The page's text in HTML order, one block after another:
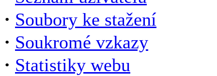
· Soubory ke stažení
· Soukromé vzkazy
· Statistiky webu